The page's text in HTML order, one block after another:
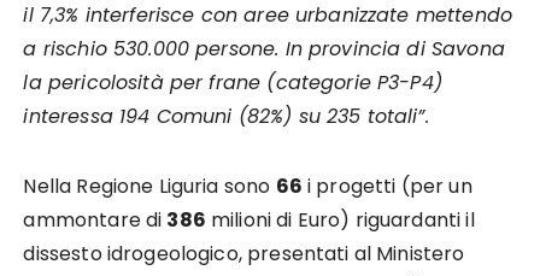
il 7,3% interferisce con aree urbanizzate mettendo
a rischio 530.000 persone. In provincia di Savona
la pericolosità per frane (categorie P3-P4)
interessa 194 Comuni (82%) su 235 totali”.
Nella Regione Liguria sono 66 i progetti (per un
ammontare di 386 milioni di Euro) riguardanti il
dissesto idrogeologico, presentati al Ministero